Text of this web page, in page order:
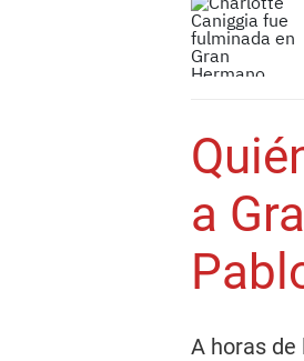
a
A horas